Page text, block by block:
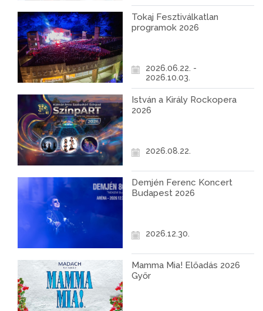
Tokaj Fesztiválkatlan
programok 2026
2026.06.22. -
2026.10.03.
István a Király Rockopera
2026
2026.08.22.
Demjén Ferenc Koncert
Budapest 2026
2026.12.30.
Mamma Mia! Előadás 2026
Győr